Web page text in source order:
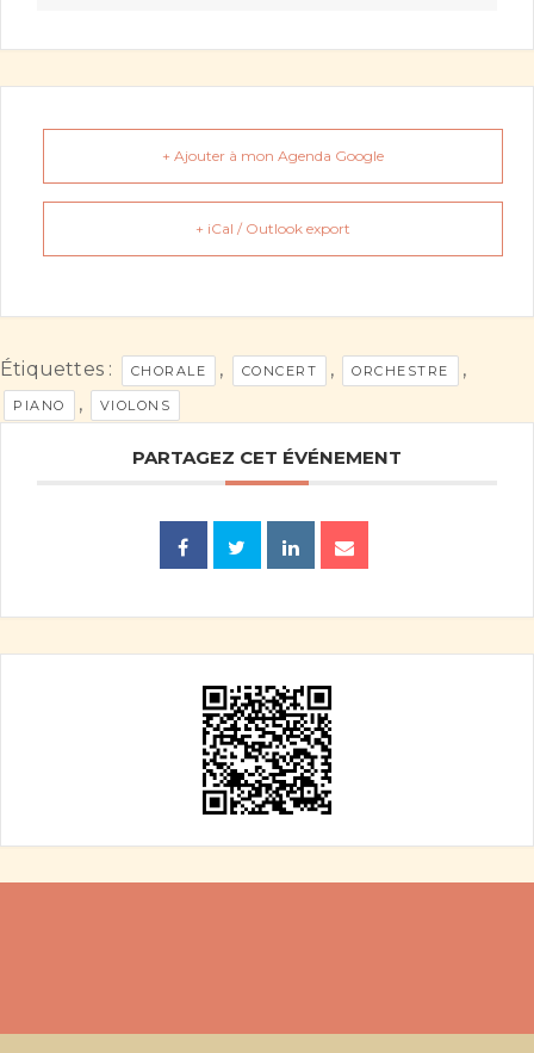
+ Ajouter à mon Agenda Google
+ iCal / Outlook export
Étiquettes : CHORALE , CONCERT , ORCHESTRE ,
PIANO , VIOLONS
PARTAGEZ CET ÉVÉNEMENT